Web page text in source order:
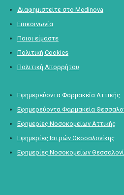
Διαφημιστείτε στο Medinova
Επικοινωνία
Ποιοι είμαστε
Πολιτική Cookies
Πολιτική Απορρήτου
Εφημερεύοντα Φαρμακεία Αττικής
Εφημερεύοντα Φαρμακεία
Εφημερίες Νοσοκομείων Αττικής
Εφημερίες Ιατρών Θεσσαλονίκης
Εφημερίες Νοσοκομείων